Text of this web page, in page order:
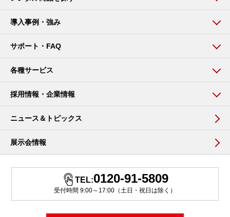
導入事例・強み
サポート・FAQ
各種サービス
採用情報・企業情報
ニュース＆トピックス
展示会情報
TEL:0120-91-5809
受付時間 9:00～17:00（土日・祝日は除く）